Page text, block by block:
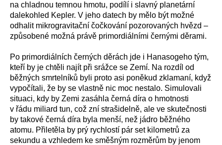
na chladnou temnou hmotu, podílí i slavný planetární
dalekohled Kepler. V jeho datech by mělo být možné
odhalit mikrogravitační čočkování pozorovaných hvězd –
způsobené možná právě primordiálními černými děrami.
Po primordiálních černých děrách jde i Hanasogeho tým,
kteří by je chtěli najít při srážce se Zemí. Na rozdíl od
běžných smrtelníků byli proto asi poněkud zklamaní, když
vypočítali, že by se vlastně nic moc nestalo. Simulovali
situaci, kdy by Zemi zasáhla černá díra o hmotnosti
v řádu miliard tun, což zní strašidelně, ale ve skutečnosti
by takové černá díra byla menší, než jádro běžného
atomu. Přiletěla by prý rychlostí pár set kilometrů za
sekundu a vzhledem ke směšným rozměrům by jenom